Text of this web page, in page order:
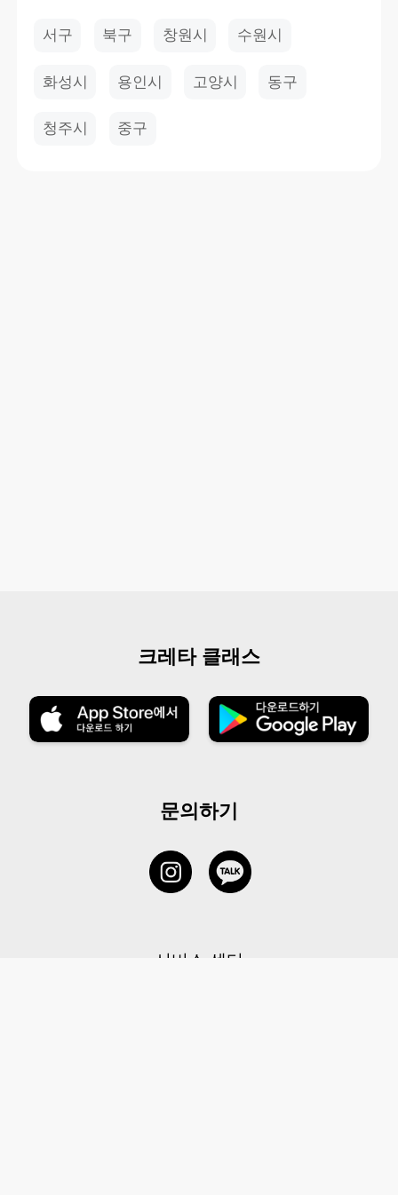
서구 북구 창원시 수원시
화성시 용인시 고양시 동구
청주시 중구
크레타 클래스
문의하기
서비스 센터